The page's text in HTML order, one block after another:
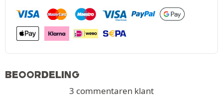
BEOORDELING
3 commentaren klant